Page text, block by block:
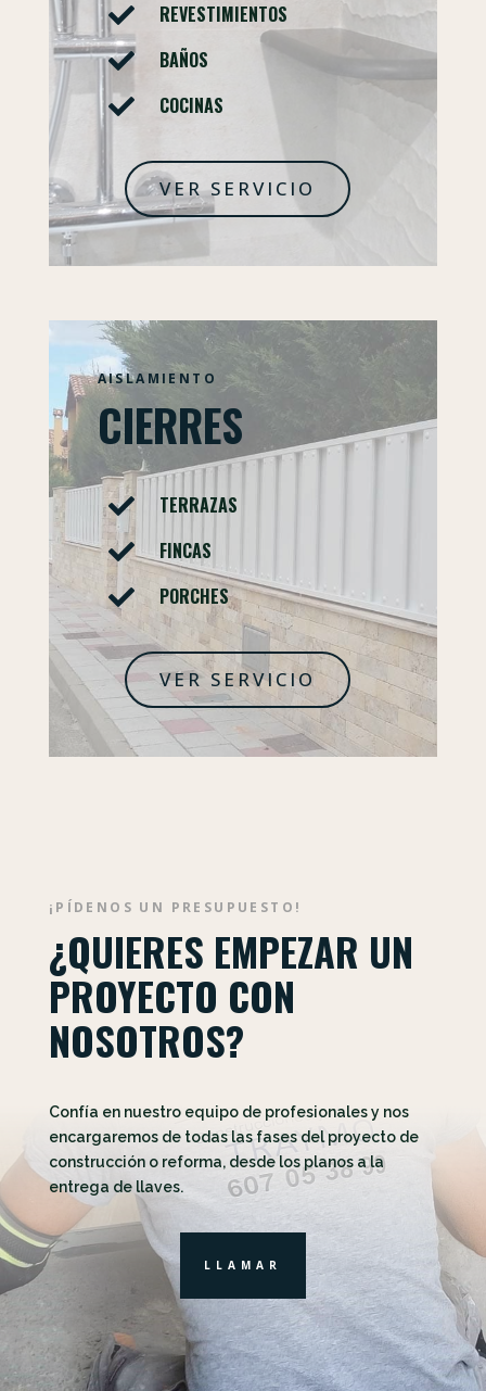

REVESTIMIENTOS

BAÑOS

COCINAS
VER SERVICIO
AISLAMIENTO
CIERRES

TERRAZAS

FINCAS

PORCHES
VER SERVICIO
¡PÍDENOS UN PRESUPUESTO!
¿QUIERES EMPEZAR UN
PROYECTO CON
NOSOTROS?
Confía en nuestro equipo de profesionales y nos
encargaremos de todas las fases del proyecto de
construcción o reforma, desde los planos a la
entrega de llaves.
LLAMAR